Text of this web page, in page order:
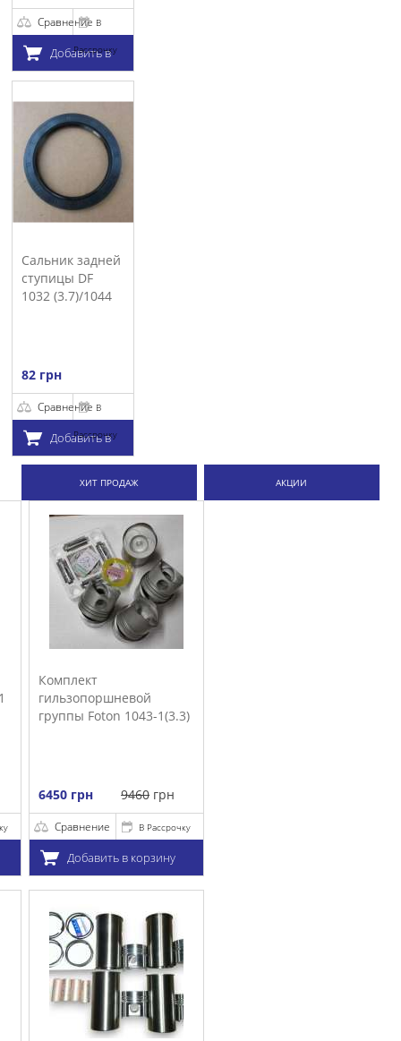
Сравнение В
Рассрочку
Добавить в
Сальник задней
ступицы DF
1032 (3.7)/1044
82 грн
Сравнение В
Рассрочку
Добавить в
ХИТ ПРОДАЖ АКЦИИ